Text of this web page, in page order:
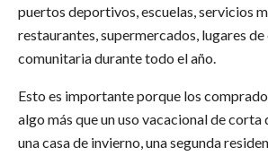
puertos deportivos, escuelas, servicios
restaurantes, supermercados, lugares
comunitaria durante todo el año.
Esto es importante porque los
algo más que un uso vacacional de corta
una casa de invierno, una segunda